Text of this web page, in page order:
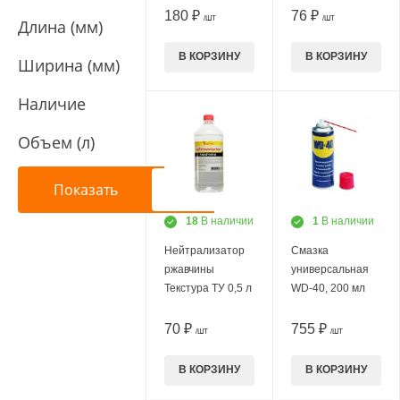
Длина (мм)
Ширина (мм)
Наличие
Объем (л)
180 ₽ /ШТ
В КОРЗИНУ
76 ₽ /ШТ
В КОРЗИНУ
18 В наличии
Нейтрализатор
ржавчины
Текстура ТУ 0,5 л
70 ₽ /ШТ
В КОРЗИНУ
1 В наличии
Смазка
универсальная
WD-40, 200 мл
755 ₽ /ШТ
В КОРЗИНУ